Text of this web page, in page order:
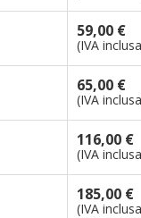
59,00 €
(IVA
65,00 €
(IVA
116,00 €
(IVA
185,00 €
(IVA